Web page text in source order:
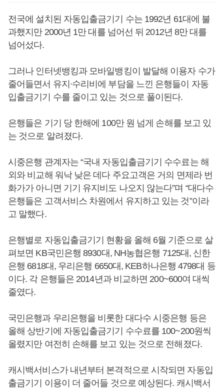
전국에 설치된 자동입출금기기 수는 1992년 61대에 불
과했지만 2000년 1만 대를 넘어선 뒤 2012년 8만 대를
넘어섰다.
그러나 인터넷뱅킹과 모바일뱅킹이 발달해 이용자 수가
줄어들면서 유지∙수리비에 부담을 느낀 은행들이 자동
입출금기기 수를 줄이고 있는 것으로 풀이된다.
은행들은 기기 당 한해에 100만 원 넘게 손해를 보고 있
는 것으로 알려졌다.
시중은행 관계자는 “국내 자동입출금기기 수수료는 해
외와 비교해 워낙 낮은 데다 주요고객은 거의 면제라 번
화가가 아니면 기기 유지비도 나오지 않는다”며 “대다수
은행들은 고객서비스 차원에서 유지하고 있는 것”이라
고 말했다.
은행별로 자동입출금기기 현황을 올해 6월 기준으로 살
펴보면 KB국민은행 8930대, NH농협은행 7125대, 신한
은행 6818대, 우리은행 6650대, KEB하나은행 4798대 등
이다. 각 은행들은 2014년과 비교하면 200~600여 대씩
줄였다.
국민은행과 우리은행을 비롯한 대다수 시중은행 등은
올해 상반기에 자동입출금기기 수수료를 100~200원씩
올렸지만 여전히 손해를 보고 있는 것으로 전해졌다.
캐시백서비스가 내년부터 본격적으로 시작되면 자동입
출금기기 이용이 더 줄어들 것으로 예상된다. 캐시백서